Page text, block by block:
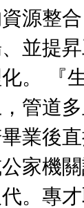
源整
並提
。 『
，管道
業後
家機
。專